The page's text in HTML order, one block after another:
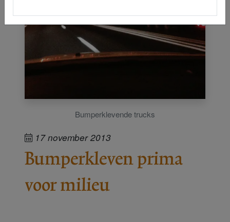
Bumperklevende trucks
17 november 2013
Bumperkleven prima
voor milieu